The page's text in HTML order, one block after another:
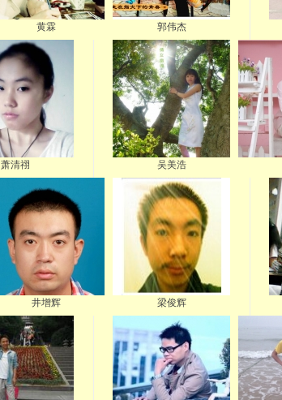
黄霖 郭伟杰
萧清祤 吴美浩
井增辉 梁俊辉